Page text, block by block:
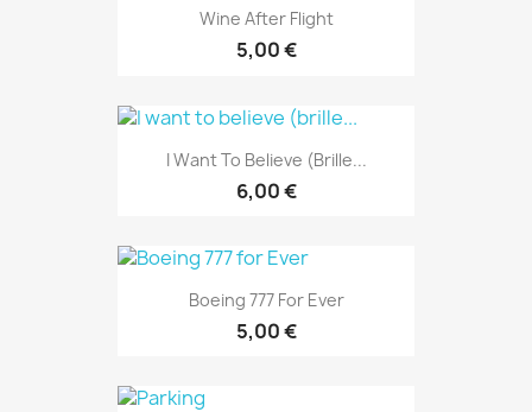
Wine After Flight
5,00 €
I Want To Believe (brille...
6,00 €
Boeing 777 For Ever
5,00 €